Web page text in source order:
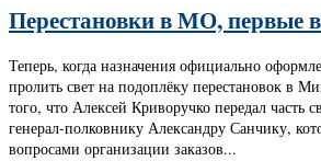
Перестановки в МО, первые
Теперь, когда назначения официально
пролить свет на подоплёку перестановок в
того, что Алексей Криворучко передал часть
генерал-полковнику Александру Санчику,
вопросами организации заказов...